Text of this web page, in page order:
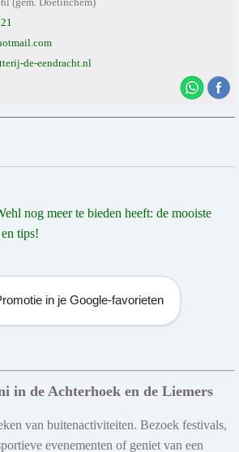
de-eendracht.nl
nog meer te bieden heeft: de mooiste
tips!
in je Google-favorieten
in de Achterhoek en de Liemers
van buitenactiviteiten. Bezoek festivals,
evenementen of geniet van een